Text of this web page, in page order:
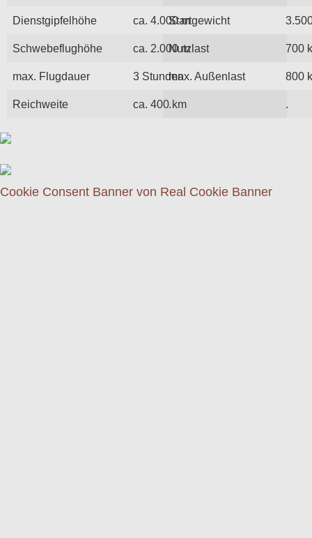
Dienstgipfelhöhe ca. 4.000 m
Schwebeflughöhe ca. 2.000 m
max. Flugdauer 3 Stunden
Reichweite ca. 400 km
Startgewicht
Nutzlast 700
max. Außenlast 800
.
Cookie Consent Banner von Real Cookie Banner